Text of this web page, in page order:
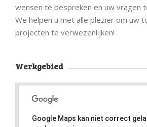
wensen te bespreken en uw vragen
We helpen u met alle plezier om uw
projecten te verwezenlijken!
Werkgebied
Google Maps kan niet correct